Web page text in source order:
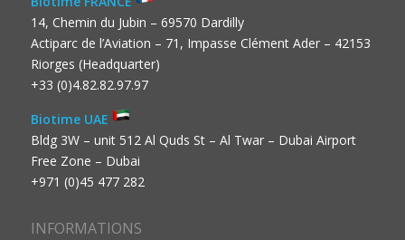
14, Chemin du Jubin – 69570 Dardilly
Actiparc de l’Aviation – 71, Impasse Clément Ader – 42153
Riorges (Headquarter)
+33 (0)4.82.82.97.97
Biotime UAE
Bldg 3W – unit 512 Al Quds St – Al Twar – Dubai Airport
Free Zone – Dubai
+971 (0)45 477 282
INFORMATIONS